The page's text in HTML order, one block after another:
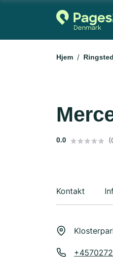
Hjem Ringsted
0.0
Kontakt